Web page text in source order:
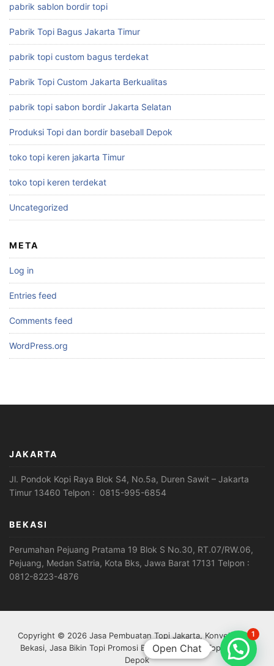
pabrik sablon bordir topi
Pabrik Topi Bagus Jakarta Timur
pabrik topi custom bagus terdekat
Pabrik Topi Custom Jakarta Berkualitas
pabrik topi sabon bordir Jakarta Selatan
Produksi Topi dan bordir baseball Depok
toko topi keren jakarta Timur
toko topi keren terdekat
Uncategorized
META
Log in
Entries feed
Comments feed
WordPress.org
JAKARTA
Jl. Pondok Kopi Raya Blok S4, No.5a, Duren Sawit – Jakarta
Timur 13460 Telpon : 0815-995-6854
BEKASI
Perumahan Pejuang Pratama 19 Blok S No.30, RT.07/RW.06,
Pejuang, Medan Satria, Kota Bks, Jawa Barat 17131 Telpon :
0812-8223-4876
Copyright © 2026 Jasa Pembuatan Topi Jakarta, Konveksi Topi
Bekasi, Jasa Bikin Topi Promosi Bogor, Jasa Buat Topi Custom
Depok
Open Chat
1